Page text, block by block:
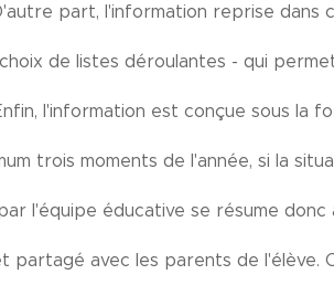
part, l'information reprise dans
de listes déroulantes - qui
l'information est conçue sous la
trois moments de l'année, si la
l'équipe éducative se résume donc
partagé avec les parents de l'élève.